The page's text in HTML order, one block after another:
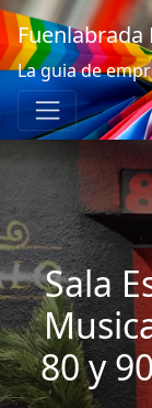
Fuenlabrada
La guia de
Sala
80 y